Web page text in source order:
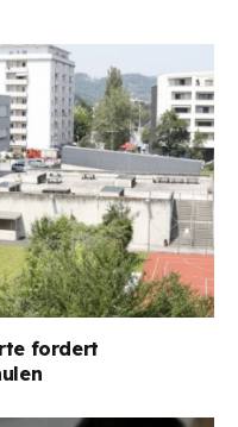
fordert